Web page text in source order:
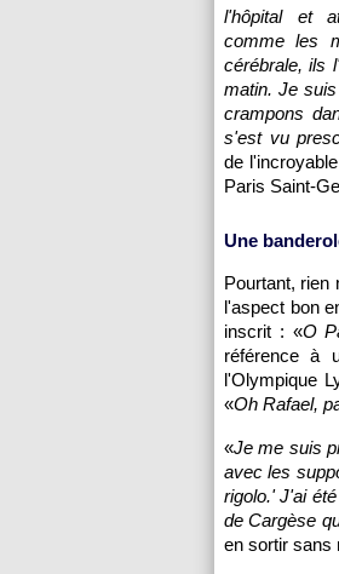
l'hôpital et
comme les
cérébrale, ils
matin. Je
crampons
s'est vu
de
Paris Saint-
Une
Pourtant, rien
l'aspect bon
inscrit : «O
référence à
l'Olympique
«Oh Rafael,
«Je me suis
avec les
rigolo.' J'ai
de Cargèse
en sortir sans